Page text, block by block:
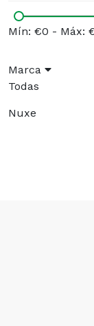
Mín: €0 - Máx:
Marca
Todas
Nuxe